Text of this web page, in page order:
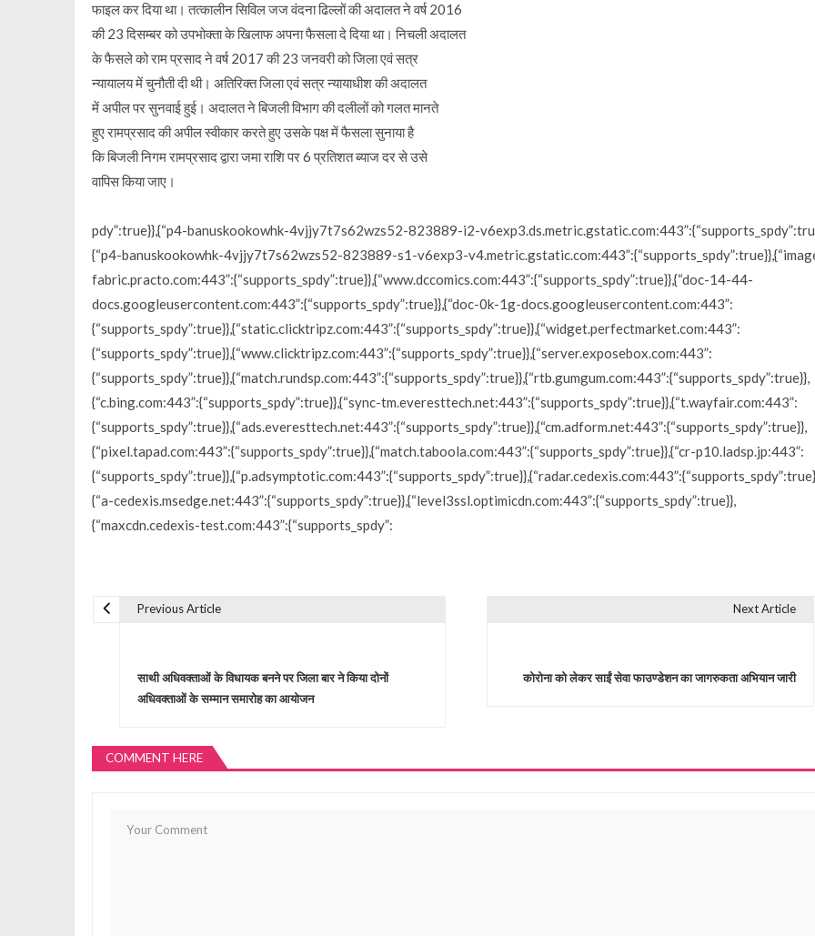
फाइल कर दिया था। तत्कालीन सिविल जज वंदना ढिल्लों की अदालत ने वर्ष 2016
की 23 दिसम्बर को उपभोक्ता के खिलाफ अपना फैसला दे दिया था। निचली अदालत
के फैसले को राम प्रसाद ने वर्ष 2017 की 23 जनवरी को जिला एवं सत्र
न्यायालय में चुनौती दी थी। अतिरिक्त जिला एवं सत्र न्यायाधीश की अदालत
में अपील पर सुनवाई हुई। अदालत ने बिजली विभाग की दलीलों को गलत मानते
हुए रामप्रसाद की अपील स्वीकार करते हुए उसके पक्ष में फैसला सुनाया है
कि बिजली निगम रामप्रसाद द्वारा जमा राशि पर 6 प्रतिशत ब्याज दर से उसे
वापिस किया जाए।
pdy”:true}},{“p4-banuskookowhk-4vjjy7t7s62wzs52-823889-i2-
{“p4-banuskookowhk-4vjjy7t7s62wzs52-823889-s1-v6exp3-
fabric.practo.com:443”:{“supports_spdy”:true}},{“www.dccomics.com:443”:{“supports_spdy”:true}},{“doc-14-44-
docs.googleusercontent.com:443”:{“supports_spdy”:true}},{“doc-0k-1g-docs.googleusercontent.com:443”:
{“supports_spdy”:true}},{“static.clicktripz.com:443”:{“supports_spdy”:true}},{“widget.perfectmarket.com:443”:
{“supports_spdy”:true}},{“www.clicktripz.com:443”:{“supports_spdy”:true}},{“server.exposebox.com:443”:
{“supports_spdy”:true}},{“match.rundsp.com:443”:{“supports_spdy”:true}},{“rtb.gumgum.com:443”:{“supports_spdy”:true}},
{“c.bing.com:443”:{“supports_spdy”:true}},{“sync-tm.everesttech.net:443”:{“supports_spdy”:true}},{“t.wayfair.com:443”:
{“supports_spdy”:true}},{“ads.everesttech.net:443”:{“supports_spdy”:true}},{“cm.adform.net:443”:{“supports_spdy”:true}},
{“pixel.tapad.com:443”:{“supports_spdy”:true}},{“match.taboola.com:443”:{“supports_spdy”:true}},{“cr-p10.ladsp.jp:443”:
{“a-cedexis.msedge.net:443”:{“supports_spdy”:true}},{“level3ssl.optimicdn.com:443”:{“supports_spdy”:true}},
{“maxcdn.cedexis-test.com:443”:{“supports_spdy”:
t
Previous Article
साथी अधिवक्ताओं के विधायक बनने पर जिला बार ने किया दोनों
अधिवक्ताओं के सम्मान समारोह का आयोजन
Next Article
कोरोना को लेकर साईं सेवा फाउण्डेशन का जागरुकता अभियान जारी
COMMENT HERE